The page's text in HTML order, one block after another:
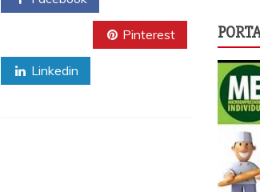
Pinterest
Linkedin